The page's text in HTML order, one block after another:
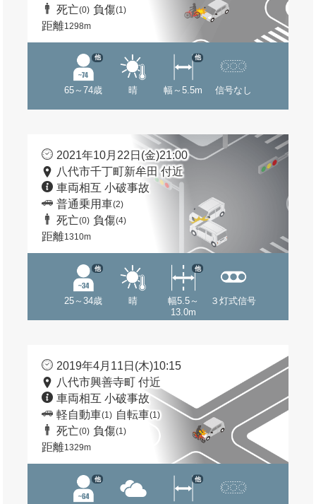
死亡(0) 負傷(1)
距離1298m
65～74歳
他
晴 幅～5.5m
他
信号なし
2021年10月22日(金)21:00
八代市千丁町新牟田 付近
車両相互 小破事故
普通乗用車(2)
死亡(0) 負傷(4)
距離1310m
25～34歳
他
晴
幅5.5～
13.0m
他
３灯式信号
2019年4月11日(木)10:15
八代市興善寺町 付近
車両相互 小破事故
軽自動車(1) 自転車(1)
死亡(0) 負傷(1)
距離1329m
他 他